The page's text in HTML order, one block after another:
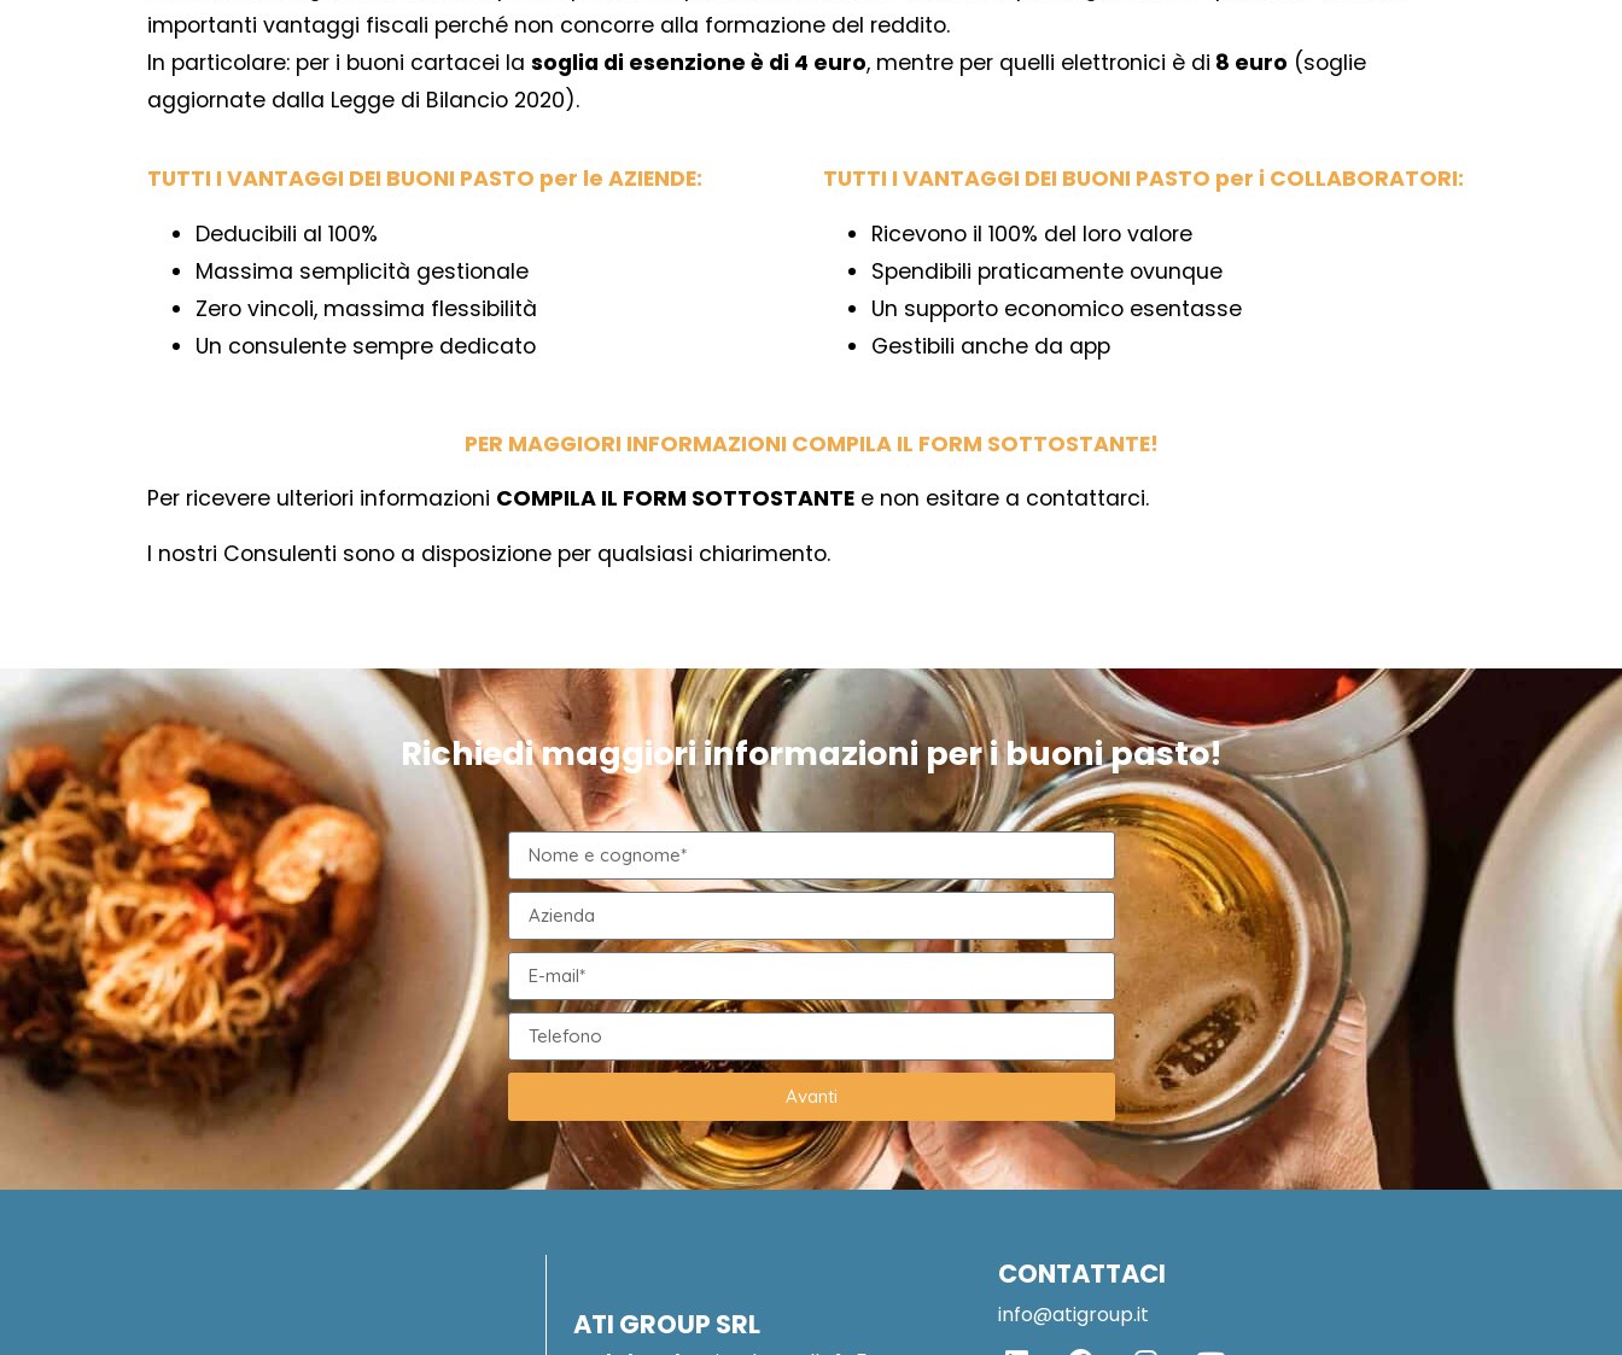
importanti vantaggi fiscali perché non concorre alla formazione del reddito.
In particolare: per i buoni cartacei la soglia di esenzione è di 4 euro, mentre per quelli elettronici è di 8 euro (soglie
aggiornate dalla Legge di Bilancio 2020).
TUTTI I VANTAGGI DEI BUONI PASTO per le AZIENDE:
Deducibili al 100%
Massima semplicità gestionale
Zero vincoli, massima flessibilità
Un consulente sempre dedicato
TUTTI I VANTAGGI DEI BUONI PASTO per i COLLABORATORI:
Ricevono il 100% del loro valore
Spendibili praticamente ovunque
Un supporto economico esentasse
Gestibili anche da app
PER MAGGIORI INFORMAZIONI COMPILA IL FORM SOTTOSTANTE!
Per ricevere ulteriori informazioni COMPILA IL FORM SOTTOSTANTE e non esitare a contattarci.
I nostri Consulenti sono a disposizione per qualsiasi chiarimento.
Richiedi maggiori informazioni per i buoni pasto!
Avanti
ATI GROUP SRL
CONTATTACI
info@atigroup.it